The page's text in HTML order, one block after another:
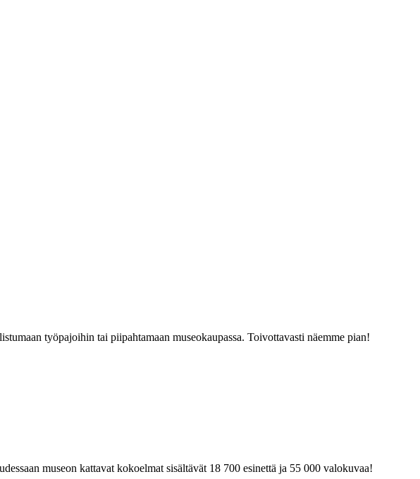
työpajoihin tai piipahtamaan museokaupassa. Toivottavasti näemme pian!
museon kattavat kokoelmat sisältävät 18 700 esinettä ja 55 000 valokuvaa!